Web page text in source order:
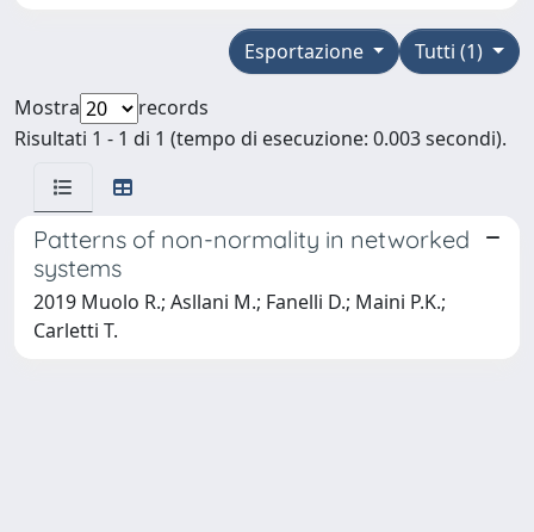
Tutti (1)
Esportazione
Mostra
records
Risultati 1 - 1 di 1 (tempo di esecuzione: 0.003 secondi).
Patterns of non-normality in networked
systems
2019 Muolo R.; Asllani M.; Fanelli D.; Maini P.K.;
Carletti T.